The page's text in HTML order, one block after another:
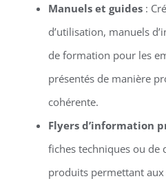
Manuels et guides:
d’utilisation, manuels
de formation pour les
présentés de manière
cohérente.
Flyers d’information
fiches techniques ou de
produits permettant